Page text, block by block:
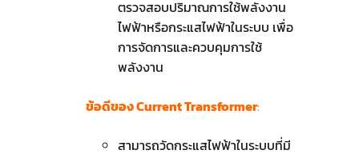
ตรวจสอบปริมาณการใช้พลังงาน
ไฟฟ้าหรือกระแสไฟฟ้าในระบบ เพื่อ
การจัดการและควบคุมการใช้
พลังงาน
ข้อดีของ Current Transformer:
สามารถวัดกระแสไฟฟ้าในระบบที่มี